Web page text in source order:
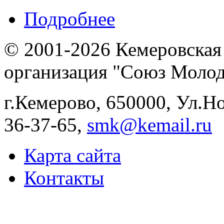
Подробнее
© 2001-2026
организация "Союз
г.Кемерово, 650000,
36-37-65, smk@kemail.ru
Карта сайта
Контакты